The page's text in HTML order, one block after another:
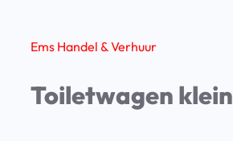
Ems Handel & Verhuur
Toiletwagen klein